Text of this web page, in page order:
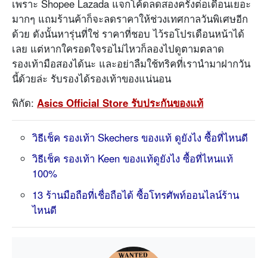
เพราะ Shopee Lazada แจกโค้ดลดสองครั้งต่อเดือนเยอะ
มากๆ แถมร้านค้าก็จะลดราคาให้ช่วงเทศกาลวันพิเศษอีก
ด้วย ดังนั้นหารุ่นที่ใช่ ราคาที่ชอบ ไว้รอโปรเดือนหน้าได้
เลย แต่หากใครอดใจรอไม่ไหวก็ลองไปดูตามตลาด
รองเท้ามือสองได้นะ และอย่าลืมใช้ทริคที่เรานำมาฝากวัน
นี้ด้วยล่ะ รับรองได้รองเท้าของแน่นอน
พิกัด:Asics Official Store รับประกันของแท้
วิธีเช็ค รองเท้า Skechers ของแท้ ดูยังไง ซื้อที่ไหนดี
วิธีเช็ค รองเท้า Keen ของแท้ดูยังไง ซื้อที่ไหนแท้
100%
13 ร้านมือถือที่เชื่อถือได้ ซื้อโทรศัพท์ออนไลน์ร้าน
ไหนดี